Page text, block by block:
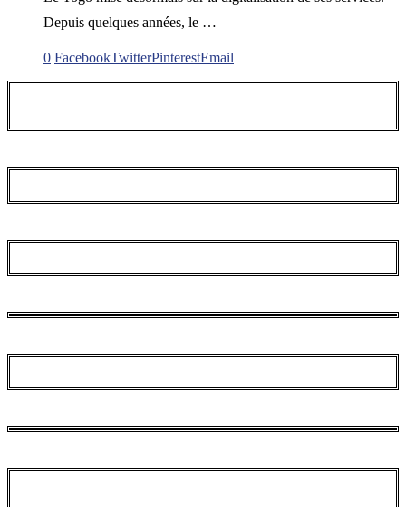
Depuis quelques années, le …
0 FacebookTwitterPinterestEmail